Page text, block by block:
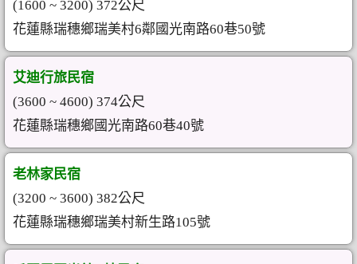
(1600 ~ 3200) 372公尺
花蓮縣瑞穗鄉瑞美村6鄰國光南路60巷50號
艾迪行旅民宿
(3600 ~ 4600) 374公尺
花蓮縣瑞穗鄉國光南路60巷40號
老林家民宿
(3200 ~ 3600) 382公尺
花蓮縣瑞穗鄉瑞美村新生路105號